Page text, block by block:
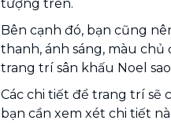
tượng trên.
Bên cạnh đó, bạn cũng
thanh, ánh sáng, màu chủ
trang trí sân khấu Noel
Các chi tiết để trang trí sẽ
bạn cần xem xét chi tiết